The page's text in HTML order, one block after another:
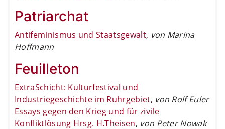
Patriarchat
Antifeminismus und Staatsgewalt, von Marina
Hoffmann
Feuilleton
ExtraSchicht: Kulturfestival und
Industriegeschichte im Ruhrgebiet, von Rolf Euler
Essays gegen den Krieg und für zivile
Konfliktlösung Hrsg. H.Theisen, von Peter Nowak